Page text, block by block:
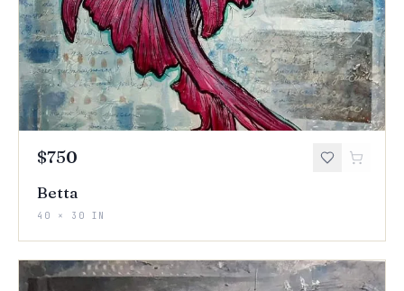
$750
Betta
40 × 30 IN